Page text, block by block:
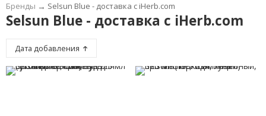
Бренды → Selsun Blue - доставка с iHerb.com
Selsun Blue - доставка с iHerb.com
Дата добавления